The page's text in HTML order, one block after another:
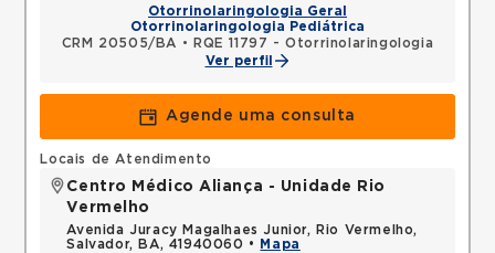
Otorrinolaringologia Geral
Otorrinolaringologia Pediátrica
CRM 20505/BA •
RQE 11797 - Otorrinolaringologia
Ver perfil
Agende uma consulta
Locais de Atendimento
Centro Médico Aliança - Unidade Rio
Vermelho
Avenida Juracy Magalhaes Junior, Rio Vermelho,
Salvador, BA, 41940060 •
Mapa